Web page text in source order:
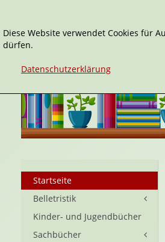
Startseite
Belletristik
Kinder- und Jugendbücher
Sachbücher
Diese Website verwendet Cookies für
dürfen.
Datenschutzerklärung